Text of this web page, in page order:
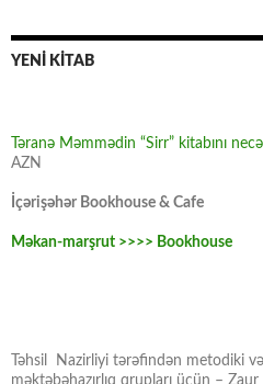
YENİ KİTAB
Təranə Məmmədin “Sirr” kitabını
AZN
İçərişəhər Bookhouse & Cafe
Məkan-marşrut >>>> Bookhouse
Təhsil Nazirliyi tərəfindən metodiki